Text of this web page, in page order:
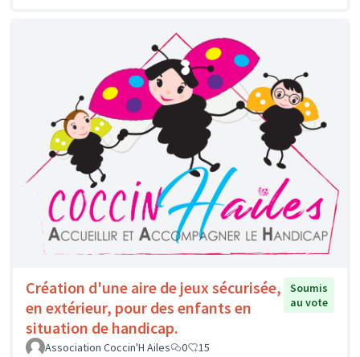
Création d'une aire de jeux sécurisée,
en extérieur, pour des enfants en
situation de handicap.
Soumis
au vote
Association Coccin'H Ailes 0 15